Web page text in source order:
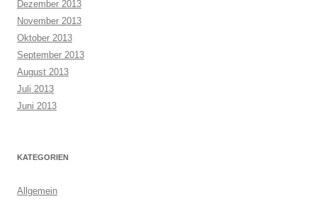
Dezember 2013
November 2013
Oktober 2013
September 2013
August 2013
Juli 2013
Juni 2013
KATEGORIEN
Allgemein